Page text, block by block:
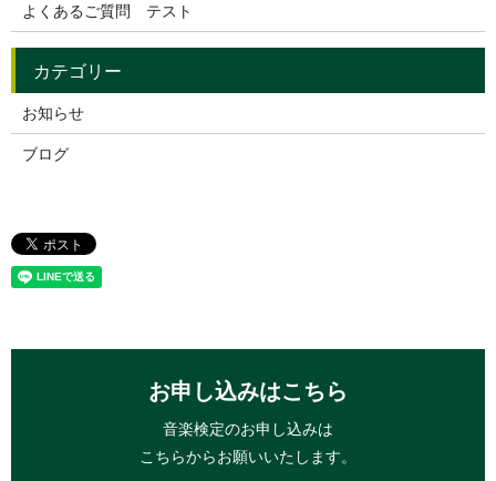
よくあるご質問 テスト
お知らせ
ブログ
お申し込みはこちら
音楽検定のお申し込みは
こちらからお願いいたします。